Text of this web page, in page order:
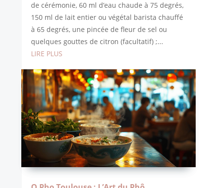
de cérémonie, 60 ml d’eau chaude à 75 degrés,
150 ml de lait entier ou végétal barista chauffé
à 65 degrés, une pincée de fleur de sel ou
quelques gouttes de citron (facultatif) ;...
LIRE PLUS